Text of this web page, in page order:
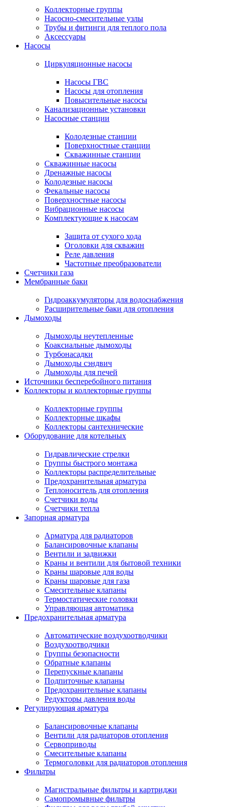
Коллекторные группы
Насосно-смесительные узлы
Трубы и фитинги для теплого пола
Аксессуары
Насосы
Циркуляционные насосы
Насосы ГВС
Насосы для отопления
Повысительные насосы
Канализационные установки
Насосные станции
Колодезные станции
Поверхностные станции
Скважинные станции
Скважинные насосы
Дренажные насосы
Колодезные насосы
Фекальные насосы
Поверхностные насосы
Вибрационные насосы
Комплектующие к насосам
Защита от сухого хода
Оголовки для скважин
Реле давления
Частотные преобразователи
Счетчики газа
Мембранные баки
Гидроаккумуляторы для водоснабжения
Расширительные баки для отопления
Дымоходы
Дымоходы неутепленные
Коаксиальные дымоходы
Турбонасадки
Дымоходы сэндвич
Дымоходы для печей
Источники бесперебойного питания
Коллекторы и коллекторные группы
Коллекторные группы
Коллекторные шкафы
Коллекторы сантехнические
Оборудование для котельных
Гидравлические стрелки
Группы быстрого монтажа
Коллекторы распределительные
Предохранительная арматура
Теплоноситель для отопления
Счетчики воды
Счетчики тепла
Запорная арматура
Арматура для радиаторов
Балансировочные клапаны
Вентили и задвижки
Краны и вентили для бытовой техники
Краны шаровые для воды
Краны шаровые для газа
Смесительные клапаны
Термостатические головки
Управляющая автоматика
Предохранительная арматура
Автоматические воздухоотводчики
Воздухоотводчики
Группы безопасности
Обратные клапаны
Перепускные клапаны
Подпиточные клапаны
Предохранительные клапаны
Редукторы давления воды
Регулирующая арматура
Балансировочные клапаны
Вентили для радиаторов отопления
Сервоприводы
Смесительные клапаны
Термоголовки для радиаторов отопления
Фильтры
Магистральные фильтры и картриджи
Самопромывные фильтры